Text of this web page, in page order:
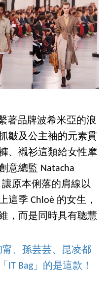
著品牌波希米亞的浪
皺及公主袖的元素貫
、襯衫這類給女性摩
意總監 Natacha
讓原本俐落的肩線以
這季 Chloè 的女生，
，而是同時具有聰慧
、孫芸芸、昆凌都
IT Bag」的是這款！